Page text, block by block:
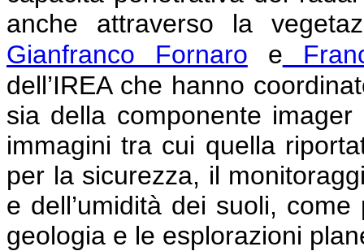
anche attraverso la
Gianfranco Fornaro e
dell’IREA che hanno
sia della componente
immagini tra cui quella
per la sicurezza, il
e dell’umidità dei suoli,
geologia e le esplorazioni